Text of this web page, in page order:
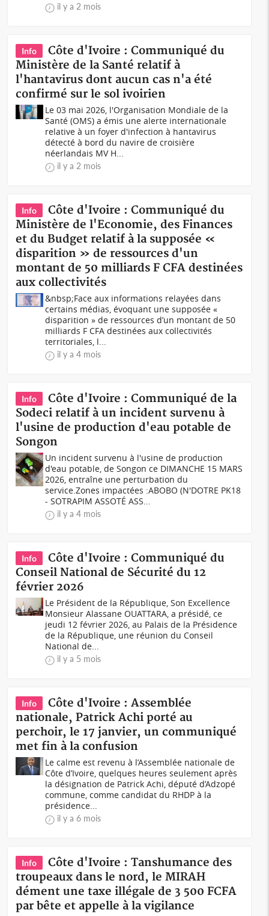
il y a 2 mois
Info
Côte d'Ivoire : Communiqué du
Ministère de la Santé relatif à
l'hantavirus dont aucun cas n'a été
confirmé sur le sol ivoirien
Le 03 mai 2026, l'Organisation Mondiale de la
Santé (OMS) a émis une alerte internationale
relative à un foyer d'infection à hantavirus
détecté à bord du navire de croisière
néerlandais MV H...
il y a 2 mois
Info
Côte d'Ivoire : Communiqué du
Ministère de l'Economie, des Finances
et du Budget relatif à la supposée «
disparition » de ressources d'un
montant de 50 milliards F CFA destinées
aux collectivités
&nbsp;Face aux informations relayées dans
certains médias, évoquant une supposée «
disparition » de ressources d’un montant de 50
milliards F CFA destinées aux collectivités
territoriales, l...
il y a 4 mois
Info
Côte d'Ivoire : Communiqué de la
Sodeci relatif à un incident survenu à
l'usine de production d'eau potable de
Songon
Un incident survenu à l'usine de production
d'eau potable, de Songon ce DIMANCHE 15 MARS
2026, entraîne une perturbation du
service.Zones impactées :ABOBO (N'DOTRE PK18
- SOTRAPIM ASSOTÉ ASS...
il y a 4 mois
Info
Côte d'Ivoire : Communiqué du
Conseil National de Sécurité du 12
février 2026
Le Président de la République, Son Excellence
Monsieur Alassane OUATTARA, a présidé, ce
jeudi 12 février 2026, au Palais de la Présidence
de la République, une réunion du Conseil
National de...
il y a 5 mois
Info
Côte d'Ivoire : Assemblée
nationale, Patrick Achi porté au
perchoir, le 17 janvier, un communiqué
met fin à la confusion
Le calme est revenu à l’Assemblée nationale de
Côte d’Ivoire, quelques heures seulement après
la désignation de Patrick Achi, député d’Adzopé
commune, comme candidat du RHDP à la
présidence...
il y a 6 mois
Info
Côte d'Ivoire : Tanshumance des
troupeaux dans le nord, le MIRAH
dément une taxe illégale de 3 500 FCFA
par bête et appelle à la vigilance